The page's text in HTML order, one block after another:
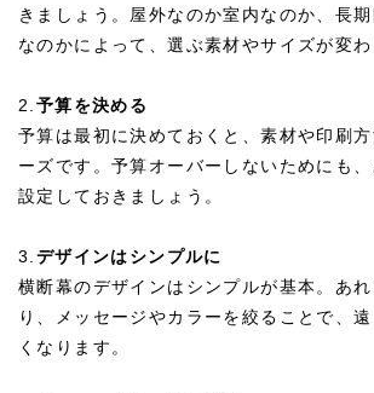
きましょう。屋外なのか室内なのか、長
なのかによって、選ぶ素材やサイズが変わ
2.予算を決める
予算は最初に決めておくと、素材や印刷
ーズです。予算オーバーしないためにも
設定しておきましょう。
3.デザインはシンプルに
横断幕のデザインはシンプルが基本。あ
り、メッセージやカラーを絞ることで、
くなります。